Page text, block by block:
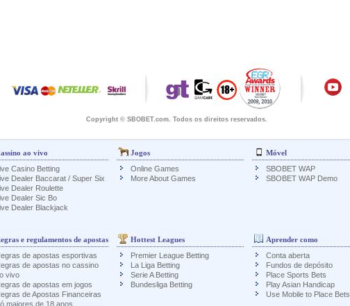
Copyright © SBOBET.com. Todos os direitos reservados.
ao vivo
Casino Betting
Dealer Baccarat / Super Six
Dealer Roulette
Dealer Sic Bo
Dealer Blackjack
Jogos
Online Games
More About Games
Móvel
SBOBET WAP
SBOBET WAP Demo
e regulamentos de apostas
de apostas esportivas
de apostas no cassino
vivo
de apostas em jogos
de Apostas Financeiras
maiores de 18 anos
Hottest Leagues
Premier League Betting
La Liga Betting
Serie A Betting
Bundesliga Betting
Aprender como
Conta aberta
Fundos de depósito
Place Sports Bets
Play Asian Handicap
Use Mobile to Place Bets